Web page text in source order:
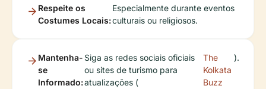
Respeite os
Costumes Locais:
Especialmente durante eventos
culturais ou religiosos.
Mantenha-
se
Informado:
Siga as redes sociais oficiais
ou sites de turismo para
atualizações (
The
Kolkata
Buzz
).